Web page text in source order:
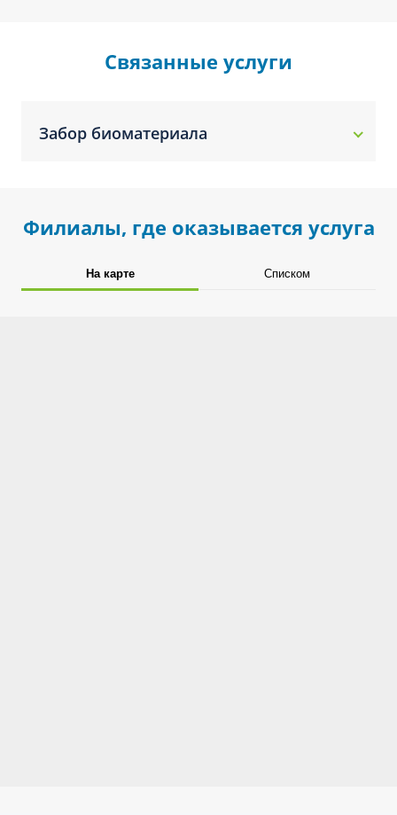
Связанные услуги
Забор биоматериала
Филиалы, где оказывается услуга
На карте Списком